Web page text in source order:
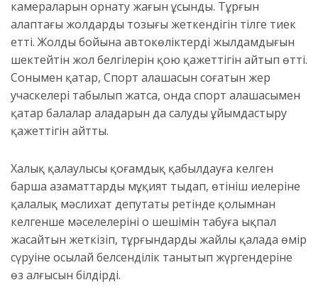
камераларын орнату жағын ұсынды. Тұрғын
алаптағы жолдардың тозығы жеткендігін тілге тиек
етті. Жолдың бойына автокөліктердің жылдамдығын
шектейтін жол белгілерін қою қажеттігін айтып өтті.
Сонымен қатар, Спорт алаңшасын соғатын жер
учаскелері табылып жатса, онда спорт алаңшасымен
қатар балалар алаңдарын да салуды ұйымдастыру
қажеттігін айтты.
Халық қалаулысы қоғамдық қабылдауға келген
барша азаматтарды мұқият тыңдап, өтініш иелеріне
қалалық мәслихат депутаты ретінде қолымнан
келгенше мәселелерінің оң шешімін табуға ықпал
жасайтын жеткізіп, тұрғындардың жайлы қалада өмір
сүруіне осылай белсенділік танытып жүргендеріне
өз алғысын білдірді.